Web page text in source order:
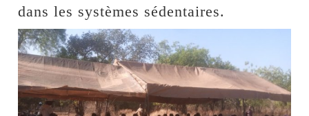
dans les systèmes sédentaires.